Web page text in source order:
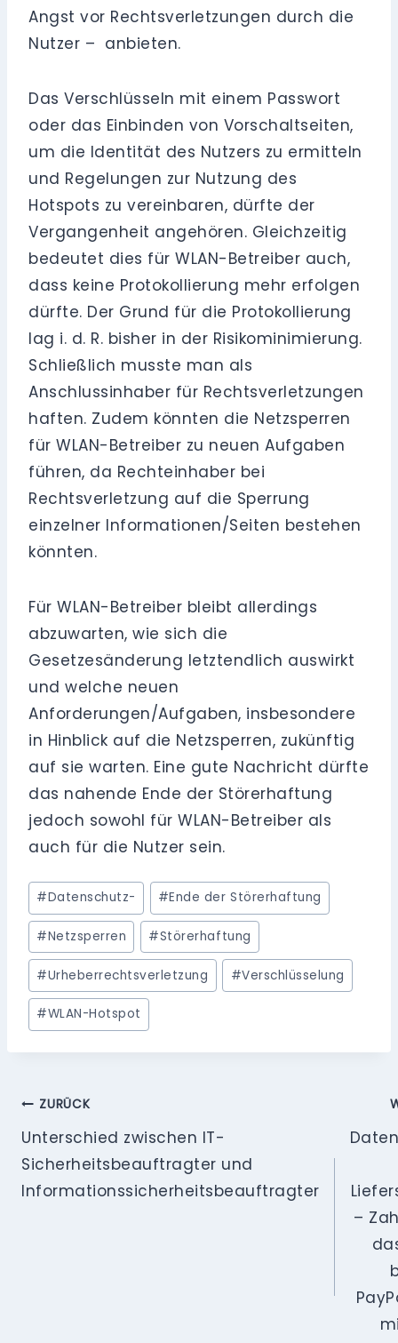
Angst vor Rechtsverletzungen durch die
Nutzer – anbieten.
Das Verschlüsseln mit einem Passwort
oder das Einbinden von Vorschaltseiten,
um die Identität des Nutzers zu ermitteln
und Regelungen zur Nutzung des
Hotspots zu vereinbaren, dürfte der
Vergangenheit angehören. Gleichzeitig
bedeutet dies für WLAN-Betreiber auch,
dass keine Protokollierung mehr erfolgen
dürfte. Der Grund für die Protokollierung
lag i. d. R. bisher in der Risikominimierung.
Schließlich musste man als
Anschlussinhaber für Rechtsverletzungen
haften. Zudem könnten die Netzsperren
für WLAN-Betreiber zu neuen Aufgaben
führen, da Rechteinhaber bei
Rechtsverletzung auf die Sperrung
einzelner Informationen/Seiten bestehen
könnten.
Für WLAN-Betreiber bleibt allerdings
abzuwarten, wie sich die
Gesetzesänderung letztendlich auswirkt
und welche neuen
Anforderungen/Aufgaben, insbesondere
in Hinblick auf die Netzsperren, zukünftig
auf sie warten. Eine gute Nachricht dürfte
das nahende Ende der Störerhaftung
jedoch sowohl für WLAN-Betreiber als
auch für die Nutzer sein.
Schlagworte:
#Datenschutz- #Ende der Störerhaftung
#Netzsperren #Störerhaftung
#Urheberrechtsverletzung #Verschlüsselung
#WLAN-Hotspot
Beitragsnavigation
ZURÜCK
Unterschied zwischen IT-
Sicherheitsbeauftragter und
Informationssicherheitsbeauftragter
–